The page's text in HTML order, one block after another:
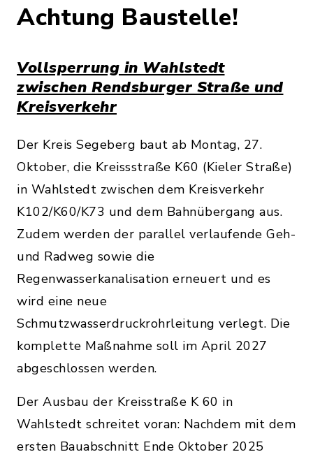
Achtung Baustelle!
Vollsperrung in Wahlstedt
zwischen Rendsburger Straße und
Kreisverkehr
Der Kreis Segeberg baut ab Montag, 27.
Oktober, die Kreissstraße K60 (Kieler Straße)
in Wahlstedt zwischen dem Kreisverkehr
K102/K60/K73 und dem Bahnübergang aus.
Zudem werden der parallel verlaufende Geh-
und Radweg sowie die
Regenwasserkanalisation erneuert und es
wird eine neue
Schmutzwasserdruckrohrleitung verlegt. Die
komplette Maßnahme soll im April 2027
abgeschlossen werden.
Der Ausbau der Kreisstraße K 60 in
Wahlstedt schreitet voran: Nachdem mit dem
ersten Bauabschnitt Ende Oktober 2025